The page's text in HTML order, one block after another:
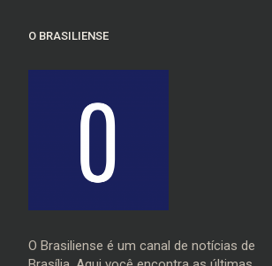
O BRASILIENSE
O Brasiliense é um canal de notícias de